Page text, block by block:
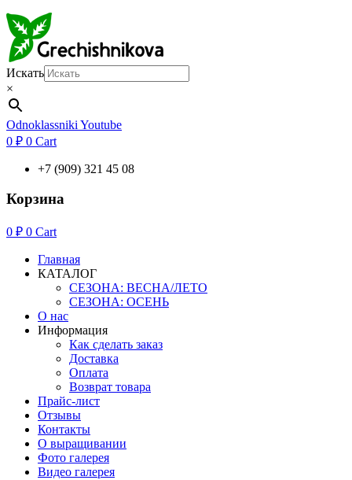
Искать
×
Odnoklassniki Youtube
0 ₽ 0 Cart
+7 (909) 321 45 08
Корзина
0 ₽ 0 Cart
Главная
КАТАЛОГ
СЕЗОНА: ВЕСНА/ЛЕТО
СЕЗОНА: ОСЕНЬ
О нас
Информация
Как сделать заказ
Доставка
Оплата
Возврат товара
Прайс-лист
Отзывы
Контакты
О выращивании
Фото галерея
Видео галерея